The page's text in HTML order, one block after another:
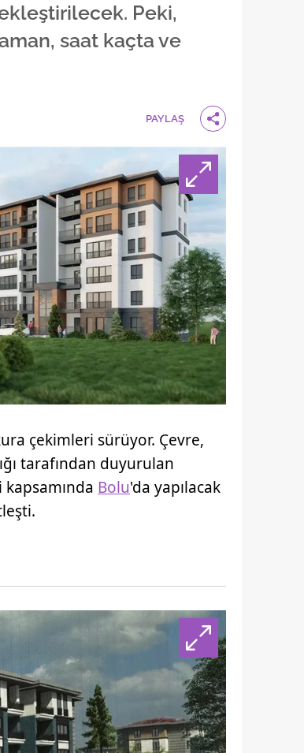
Peki,
saat kaçta ve
PAYLAŞ
çekimleri sürüyor. Çevre,
tarafından duyurulan
Bolu'da yapılacak